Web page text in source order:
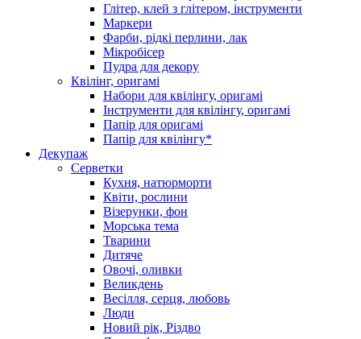
Глітер, клей з глітером, інструменти
Маркери
Фарби, рідкі перлини, лак
Мікробісер
Пудра для декору
Квілінг, оригамі
Набори для квілінгу, оригамі
Інструменти для квілінгу, оригамі
Папір для оригамі
Папір для квілінгу*
Декупаж
Серветки
Кухня, натюрморти
Квіти, рослини
Візерунки, фон
Морська тема
Тварини
Дитяче
Овочі, оливки
Великдень
Весілля, серця, любовь
Люди
Новий рік, Різдво